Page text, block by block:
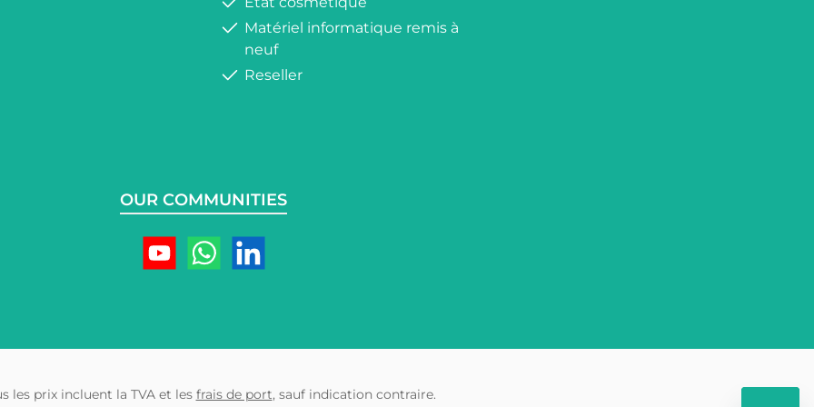
Matériel informatique remis à
neuf
Reseller
OUR COMMUNITIES
les prix incluent la TVA et les frais de port, sauf indication contraire.